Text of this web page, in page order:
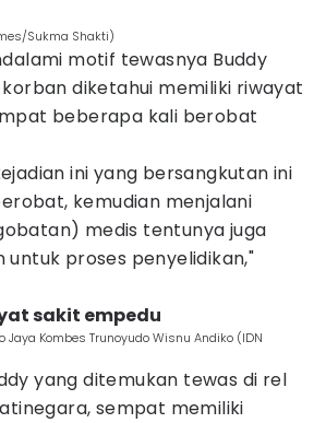
Sukma Shakti)
motif tewasnya Buddy
korban diketahui memiliki riwayat
beberapa kali berobat
ini yang bersangkutan ini
kemudian menjalani
medis tentunya juga
proses penyelidikan,"
sakit empedu
Jaya Kombes Trunoyudo Wisnu Andiko (IDN
yang ditemukan tewas di rel
sempat memiliki